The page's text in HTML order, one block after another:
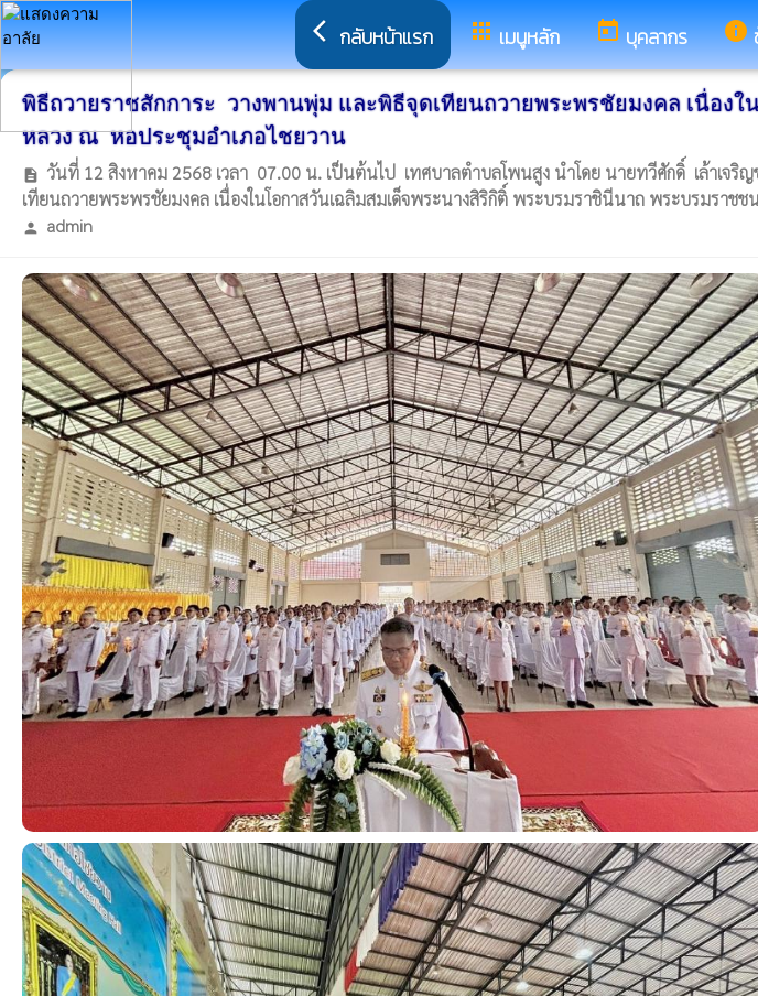
arrow_back_ios กลับหน้าแรก appsเมนูหลัก todayบุคลากร info
พิธีถวายราชสักการะ วางพานพุ่ม และพิธีจุดเทียนถวายพระพรชัยมงคล เนื่อ
หลวง ณ หอประชุมอำเภอไชยวาน
description วันที่ 12 สิงหาคม 2568 เวลา 07.00 น. เป็นต้นไป เทศบาลตำบลโพนสูง นำโดย นายทวีศักดิ์ เล้าเจ
เทียนถวายพระพรชัยมงคล เนื่องในโอกาสวันเฉลิมสมเด็จพระนางสิริกิติ์ พระบรมราชินีนาถ พระบรมรา
person admin